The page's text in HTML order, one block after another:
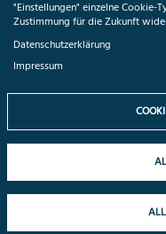
Folgen Sie uns:
© 2026 TMF e.V. All rights
"Einstellungen" einzelne Cookie-
Zustimmung für die Zukunft
Datenschutzerklärung
Impressum